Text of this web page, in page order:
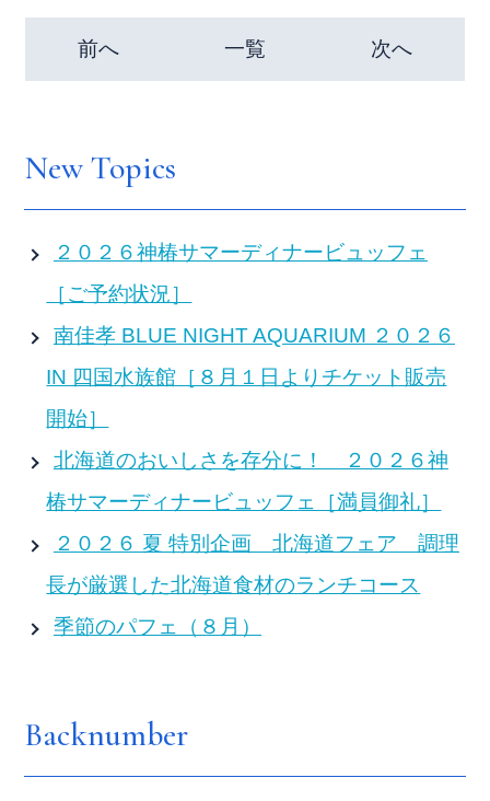
前へ 一覧 次へ
New Topics
２０２６神椿サマーディナービュッフェ
［ご予約状況］
南佳孝 BLUE NIGHT AQUARIUM ２０２６
IN 四国水族館［８月１日よりチケット販売
開始］
北海道のおいしさを存分に！ ２０２６神
椿サマーディナービュッフェ［満員御礼］
２０２６ 夏 特別企画 北海道フェア 調理
長が厳選した北海道食材のランチコース
季節のパフェ（８月）
Backnumber